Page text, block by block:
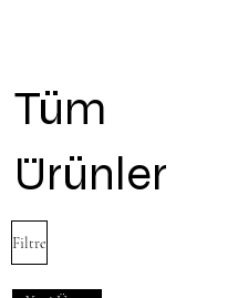
Tüm
Ürünler
Filtre